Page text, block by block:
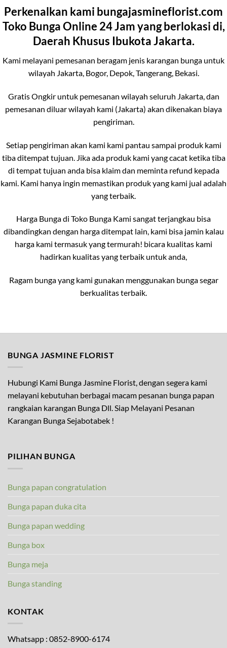
Perkenalkan kami bungajasmineflorist.com
Toko Bunga Online 24 Jam yang berlokasi di,
Daerah Khusus Ibukota Jakarta.
Kami melayani pemesanan beragam jenis karangan bunga untuk
wilayah Jakarta, Bogor, Depok, Tangerang, Bekasi.
Gratis Ongkir untuk pemesanan wilayah seluruh Jakarta, dan
pemesanan diluar wilayah kami (Jakarta) akan dikenakan biaya
pengiriman.
Setiap pengiriman akan kami kami pantau sampai produk kami
tiba ditempat tujuan. Jika ada produk kami yang cacat ketika tiba
di tempat tujuan anda bisa klaim dan meminta refund kepada
kami. Kami hanya ingin memastikan produk yang kami jual adalah
yang terbaik.
Harga Bunga di Toko Bunga Kami sangat terjangkau bisa
dibandingkan dengan harga ditempat lain, kami bisa jamin kalau
harga kami termasuk yang termurah! bicara kualitas kami
hadirkan kualitas yang terbaik untuk anda,
Ragam bunga yang kami gunakan menggunakan bunga segar
berkualitas terbaik.
BUNGA JASMINE FLORIST
Hubungi Kami Bunga Jasmine Florist, dengan segera kami
melayani kebutuhan berbagai macam pesanan bunga papan
rangkaian karangan Bunga Dll. Siap Melayani Pesanan
Karangan Bunga Sejabotabek !
PILIHAN BUNGA
Bunga papan congratulation
Bunga papan duka cita
Bunga papan wedding
Bunga box
Bunga meja
Bunga standing
KONTAK
Whatsapp : 0852-8900-6174